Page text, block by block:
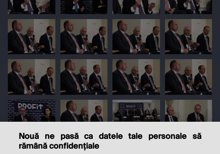
Nouă ne pasă ca datele tale personale să
rămână confidențiale